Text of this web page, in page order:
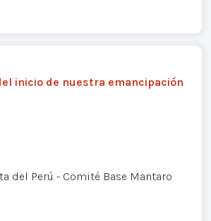
inicio de nuestra emancipación
del Perú - Comité Base Mantaro